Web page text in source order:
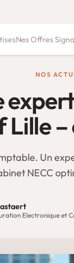
Gestion de
Nos Offres
NOS
–
Un
NECC
Electronique et